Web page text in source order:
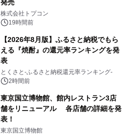
発売
株式会社トプコン
19時間前
【2026年8月版】ふるさと納税でもら
える『焼酎』の還元率ランキングを発
表
とくさと-ふるさと納税還元率ランキング-
2時間前
東京国立博物館、館内レストラン3店
舗をリニューアル 各店舗の詳細を発
表！
東京国立博物館